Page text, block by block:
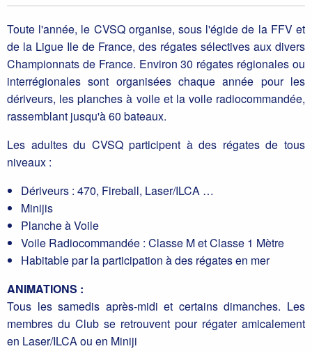
Toute l'année, le CVSQ organise, sous l'égide de la FFV et
de la Ligue Ile de France, des régates sélectives aux divers
Championnats de France. Environ 30 régates régionales ou
interrégionales sont organisées chaque année pour les
dériveurs, les planches à voile et la voile radiocommandée,
rassemblant jusqu'à 60 bateaux.
Les adultes du CVSQ participent à des régates de tous
niveaux :
Dériveurs : 470, Fireball, Laser/ILCA …
Minijis
Planche à Voile
Voile Radiocommandée : Classe M et Classe 1 Mètre
Habitable par la participation à des régates en mer
ANIMATIONS :
Tous les samedis après-midi et certains dimanches. Les
membres du Club se retrouvent pour régater amicalement
en Laser/ILCA ou en Miniji